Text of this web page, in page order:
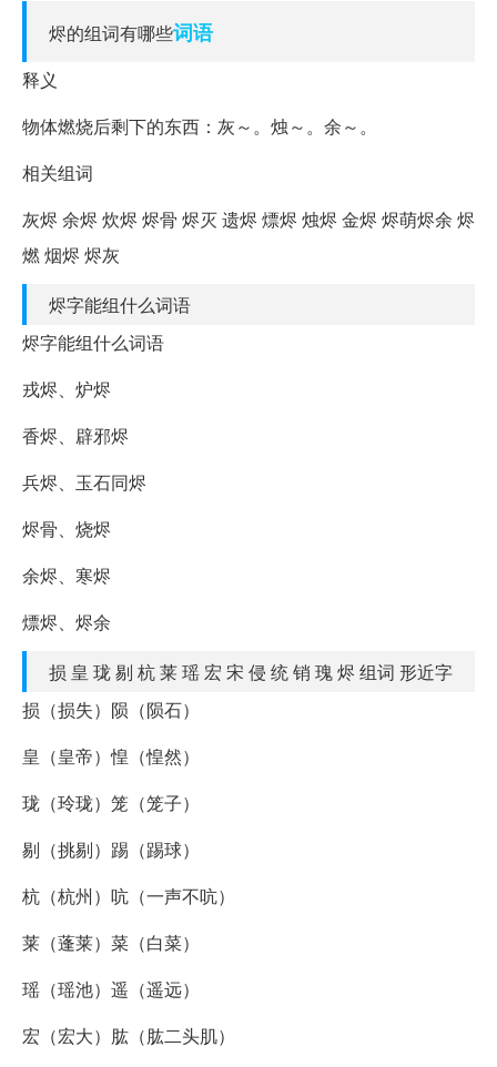
烬的组词有哪些词语
释义
物体燃烧后剩下的东西：灰～。烛～。余～。
相关组词
灰烬 余烬 炊烬 烬骨 烬灭 遗烬 熛烬 烛烬 金烬 烬萌烬余 烬
燃 烟烬 烬灰
烬字能组什么词语
烬字能组什么词语
戎烬、炉烬
香烬、辟邪烬
兵烬、玉石同烬
烬骨、烧烬
余烬、寒烬
熛烬、烬余
损 皇 珑 剔 杭 莱 瑶 宏 宋 侵 统 销 瑰 烬 组词 形近字
损（损失）陨（陨石）
皇（皇帝）惶（惶然）
珑（玲珑）笼（笼子）
剔（挑剔）踢（踢球）
杭（杭州）吭（一声不吭）
莱（蓬莱）菜（白菜）
瑶（瑶池）遥（遥远）
宏（宏大）肱（肱二头肌）